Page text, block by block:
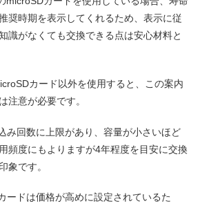
奨時期を表示してくれるため、表示に従
識がなくても交換できる点は安心材料と
カード以外を使用すると、この案内
注意が必要です。
み回数に上限があり、容量が小さいほど
頻度にもよりますが4年程度を目安に交換
象です。
ードは価格が高めに設定されているた